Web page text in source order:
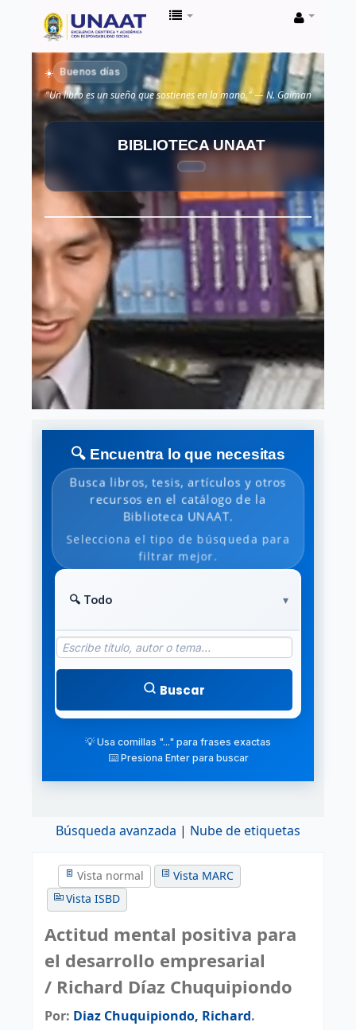
Biblioteca
Unaat
☀️ Buenos días
"Un libro es un sueño que sostienes en la mano." — N. Gaiman
BIBLIOTECA UNAAT
🔍 Encuentra lo que necesitas
Busca libros, tesis, artículos y otros
recursos en el catálogo de la
Biblioteca UNAAT.
Selecciona el tipo de búsqueda para
filtrar mejor.
Buscar
💡 Usa comillas "..." para frases exactas
⌨️ Presiona Enter para buscar
Búsqueda avanzada Nube de etiquetas
Vista normal
Vista MARC
Vista ISBD
Actitud mental positiva para
el desarrollo empresarial
/ Richard Díaz Chuquipiondo
Por: Diaz Chuquipiondo, Richard.